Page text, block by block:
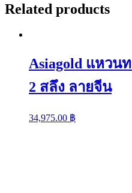
มังกร
Related products
Asiagold แหวน
2 สลึง ลายจีน
34,975.00 ฿